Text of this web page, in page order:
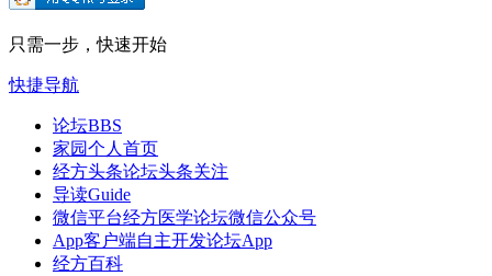
只需一步，快速开始
快捷导航
论坛BBS
家园个人首页
经方头条论坛头条关注
导读Guide
微信平台经方医学论坛微信公众号
App客户端自主开发论坛App
经方百科